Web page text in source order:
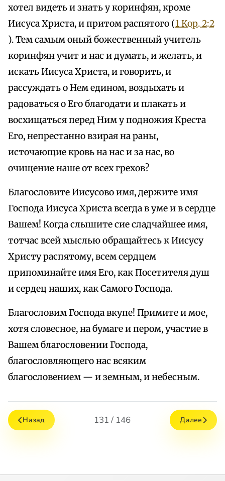
хотел видеть и знать у коринфян, кроме
Иисуса Христа, и притом распятого (1 Кор. 2:2
). Тем самым оный божественный учитель
коринфян учит и нас и думать, и желать, и
искать Иисуса Христа, и говорить, и
рассуждать о Нем едином, воздыхать и
радоваться о Его благодати и плакать и
восхищаться перед Ним у подножия Креста
Его, непрестанно взирая на раны,
источающие кровь на нас и за нас, во
очищение наше от всех грехов?
Благословите Иисусово имя, держите имя
Господа Иисуса Христа всегда в уме и в сердце
Вашем! Когда слышите сие сладчайшее имя,
тотчас всей мыслью обращайтесь к Иисусу
Христу распятому, всем сердцем
припоминайте имя Его, как Посетителя душ
и сердец наших, как Самого Господа.
Благословим Господа вкупе! Примите и мое,
хотя словесное, на бумаге и пером, участие в
Вашем благословении Господа,
благословляющего нас всяким
благословением — и земным, и небесным.
Назад 131 / 146 Далее